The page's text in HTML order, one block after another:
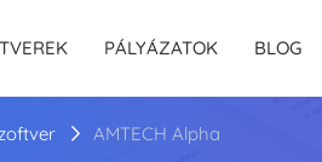
PÁLYÁZATOK BLOG
AMTECH Alpha